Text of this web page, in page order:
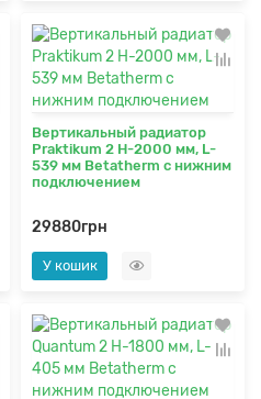
Вертикальный радиатор
Praktikum 2 H-2000 мм, L-
539 мм Betatherm с нижним
подключением
29880грн
У кошик